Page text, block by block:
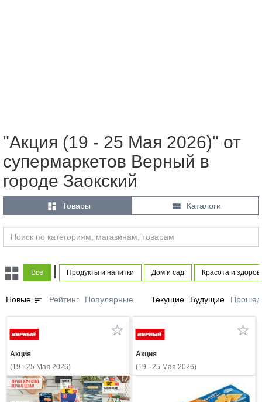
"Акция (19 - 25 Мая 2026)" от
супермаркетов Верный в
городе Заокский
 Товары  Каталоги
Все | Продукты и напитки Дом и сад Красота и
Новые sort Рейтинг Популярные Текущие Будущие
Акция
(19 - 25 Мая 2026)
Акция
(19 - 25 Мая 2026)